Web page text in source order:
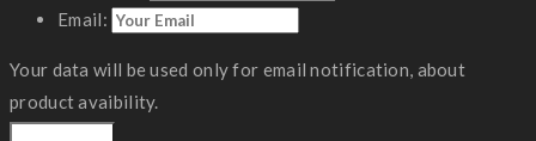
Email:
Your data will be used only for email notification, about
product avaibility.